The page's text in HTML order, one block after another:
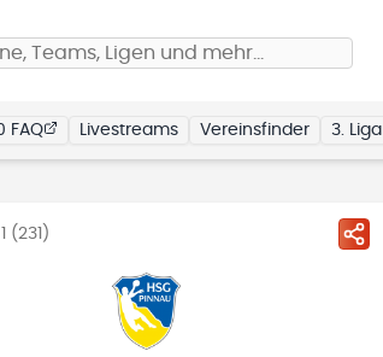
Teams, Ligen und mehr…
FAQ Livestreams Vereinsfinder 3. Liga
(231)